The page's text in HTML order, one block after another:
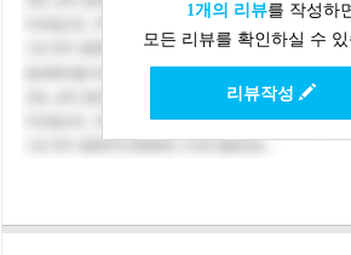
1개의 리뷰를 작성하
모든 리뷰를 확인하실 수
리뷰작성